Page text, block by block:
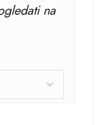
na